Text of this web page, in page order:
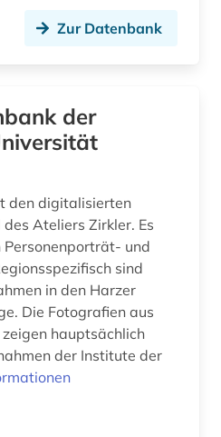
beamter;
darstellende kunst (3)
Zur Datenbank
der
den digitalisierten
Ateliers Zirkler. Es
und
sind
in den Harzer
aus
hauptsächlich
der Institute der